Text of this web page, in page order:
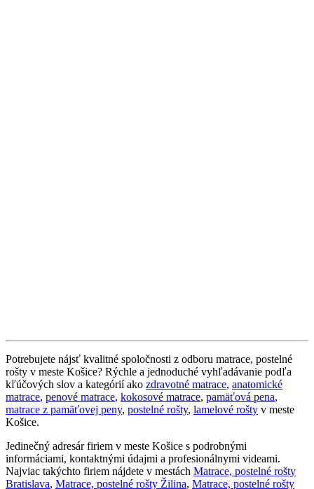
Potrebujete nájsť kvalitné spoločnosti z odboru matrace, postelné
rošty v meste Košice? Rýchle a jednoduché vyhľadávanie podľa
kľúčových slov a kategórií ako zdravotné matrace, anatomické
matrace, penové matrace, kokosové matrace, pamäťová pena,
matrace z pamäťovej peny, postelné rošty, lamelové rošty v meste
Košice.
Jedinečný adresár firiem v meste Košice s podrobnými
informáciami, kontaktnými údajmi a profesionálnymi videami.
Najviac takýchto firiem nájdete v mestách Matrace, postelné rošty
Bratislava, Matrace, postelné rošty Žilina, Matrace, postelné rošty